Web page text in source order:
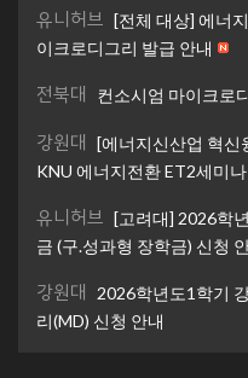
유니허브 [전체 대상] 에너
이크로디그리 발급 안내
전북대 컨소시엄 마이크로
강원대 [에너지신산업 혁신
KNU 에너지전환 ET2세미
유니허브 [고려대] 2026학
금 (구.성과형 장학금) 신청
강원대
2026학년도1학기
리(MD) 신청 안내